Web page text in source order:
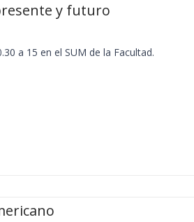
y futuro
a 15 en el SUM de la Facultad.